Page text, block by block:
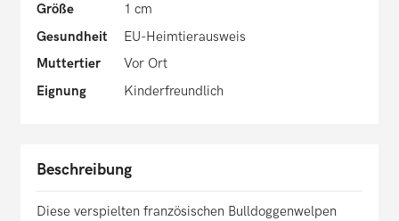
Größe
1 cm
Gesundheit
EU-Heimtierausweis
Muttertier
Vor Ort
Eignung
Kinderfreundlich
Beschreibung
Diese verspielten französischen Bulldoggenwelpen